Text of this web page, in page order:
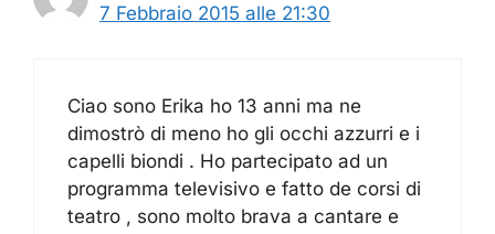
7 Febbraio 2015 alle 21:30
Ciao sono Erika ho 13 anni ma ne
dimostrò di meno ho gli occhi azzurri e i
capelli biondi . Ho partecipato ad un
programma televisivo e fatto de corsi di
teatro , sono molto brava a cantare e